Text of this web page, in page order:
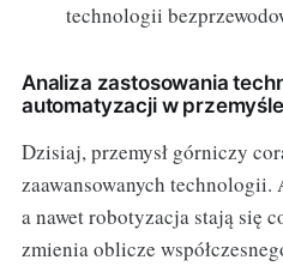
technologii
Analiza zastosowania
automatyzacji w
Dzisiaj, przemysł górniczy
zaawansowanych
a nawet robotyzacja stają się
zmienia oblicze